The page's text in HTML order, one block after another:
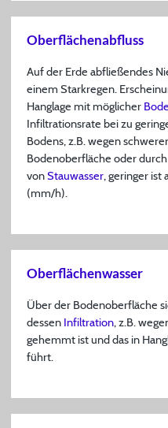
Oberflächenabfluss
Auf der Erde abfließendes
einem Starkregen.
Hanglage mit möglicher
Infiltrationsrate bei zu
Bodens, z.B. wegen
Bodenoberfläche oder durch
vonStauwasser, geringer ist
(mm/h).
Oberflächenwasser
Über der Bodenoberfläche
dessen Infiltration, z.B.
gehemmt ist und das in
führt.